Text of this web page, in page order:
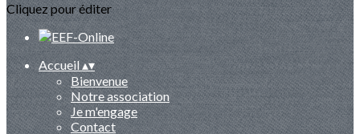
Cliquez pour éditer
Accueil▴▾
Bienvenue
Notre association
Je m'engage
Contact